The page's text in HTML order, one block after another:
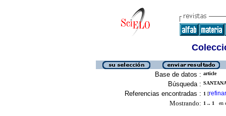
Base de datos : article
Búsqueda :
Referencias encontradas : 1 [refinar
Mostrando: 1 .. 1 en